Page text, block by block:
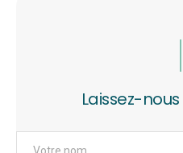
Laissez-